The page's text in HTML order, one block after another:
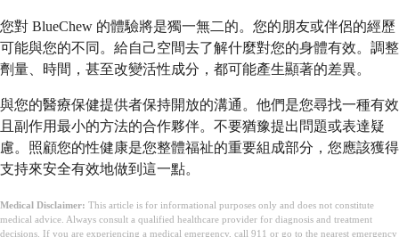
您對 BlueChew 的體驗將是獨一無二的。您的朋友或伴侶的經歷
可能與您的不同。給自己空間去了解什麼對您的身體有效。調整
劑量、時間，甚至改變活性成分，都可能產生顯著的差異。
與您的醫療保健提供者保持開放的溝通。他們是您尋找一種有效
且副作用最小的方法的合作夥伴。不要猶豫提出問題或表達疑
慮。照顧您的性健康是您整體福祉的重要組成部分，您應該獲得
支持來安全有效地做到這一點。
Medical Disclaimer: This article is for informational purposes only and does not constitute
medical advice. Always consult a qualified healthcare provider for diagnosis and treatment
decisions. If you are experiencing a medical emergency, call 911 or go to the nearest emergency